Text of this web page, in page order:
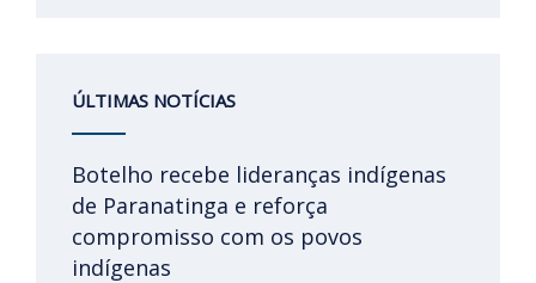
ÚLTIMAS NOTÍCIAS
Botelho recebe lideranças indígenas
de Paranatinga e reforça
compromisso com os povos
indígenas